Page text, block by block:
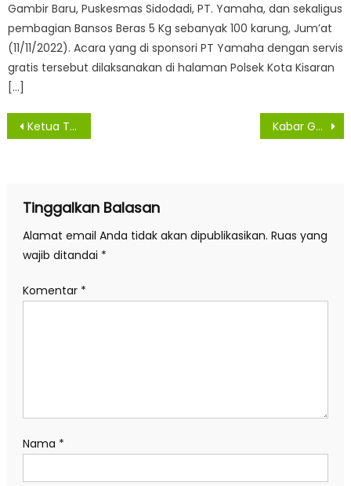
Gambir Baru, Puskesmas Sidodadi, PT. Yamaha, dan sekaligus
pembagian Bansos Beras 5 Kg sebanyak 100 karung, Jum’at
(11/11/2022). Acara yang di sponsori PT Yamaha dengan servis
gratis tersebut dilaksanakan di halaman Polsek Kota Kisaran
[…]
Navigasi
Ketua TP PKK Kabupaten Asahan Kunjungi Pergerakan Masyarakat Dukung Program Kesehatan di Tiga Kecamatan Kabar Gembira, 32 Orang Warga Sergai Sembuh dari Covid-19
Tinggalkan Balasan
Alamat email Anda tidak akan dipublikasikan. Ruas yang
wajib ditandai *
Komentar *
Nama *